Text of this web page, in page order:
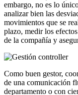
embargo, no es lo
analizar bien las
movimientos que se
plazo, medir los
de la compañía y
Como buen gestor,
de una comunicación
departamento o con